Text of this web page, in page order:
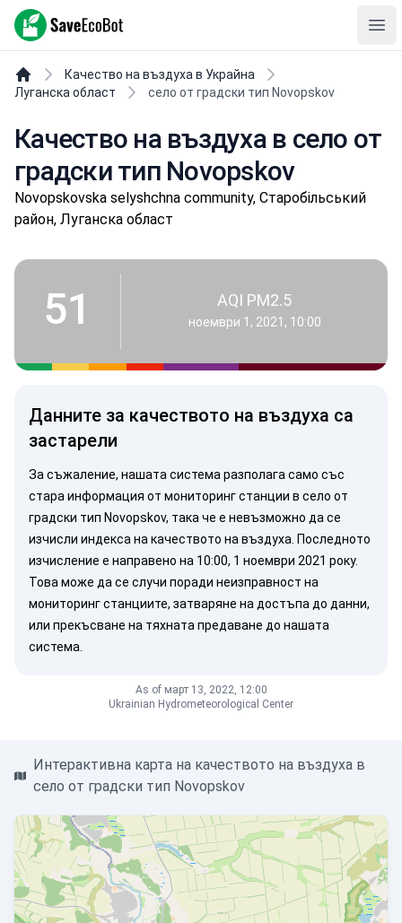
SaveEcoBot
Качество на въздуха в Украйна
Луганска област
село от градски тип Novopskov
Качество на въздуха в село от
градски тип Novopskov
Novopskovska selyshchna community, Старобільський
район, Луганска област
51 AQI PM2.5
ноември 1, 2021, 10:00
Данните за качеството на въздуха са
застарели
За съжаление, нашата система разполага само със
стара информация от мониторинг станции в село от
градски тип Novopskov, така че е невъзможно да се
изчисли индекса на качеството на въздуха. Последното
изчисление е направено на 10:00, 1 ноември 2021 року.
Това може да се случи поради неизправност на
мониторинг станциите, затваряне на достъпа до данни,
или прекъсване на тяхната предаване до нашата
система.
As of март 13, 2022, 12:00
Ukrainian Hydrometeorological Center
Интерактивна карта на качеството на въздуха в
село от градски тип Novopskov